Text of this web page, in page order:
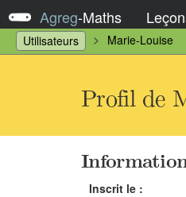
Agreg-Maths
Utilisateurs Marie-Louise
Profil de
Inscrit le :